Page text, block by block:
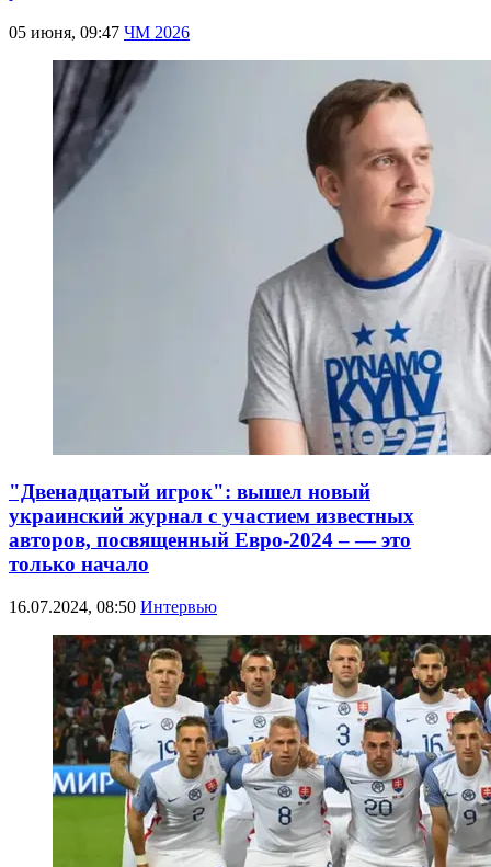
05 июня, 09:47 ЧМ 2026
"Двенадцатый игрок": вышел новый
украинский журнал с участием известных
авторов, посвященный Евро-2024 – — это
только начало
16.07.2024, 08:50 Интервью